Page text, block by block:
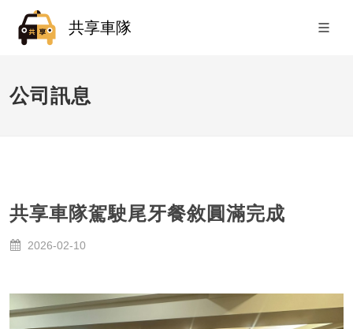
共享車隊
公司訊息
共享車隊駕駛尾牙餐敘圓滿完成
2026-02-10